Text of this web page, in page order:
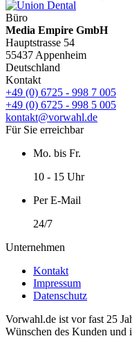
Büro
Media Empire GmbH
Hauptstrasse 54
55437 Appenheim
Deutschland
Kontakt
+49 (0) 6725 - 998 7 005
+49 (0) 6725 - 998 5 005
kontakt@vorwahl.de
Für Sie erreichbar
Mo. bis Fr.
10 - 15 Uhr
Per E-Mail
24/7
Unternehmen
Kontakt
Impressum
Datenschutz
Vorwahl.de ist vor fast 25
Wünschen des Kunden und